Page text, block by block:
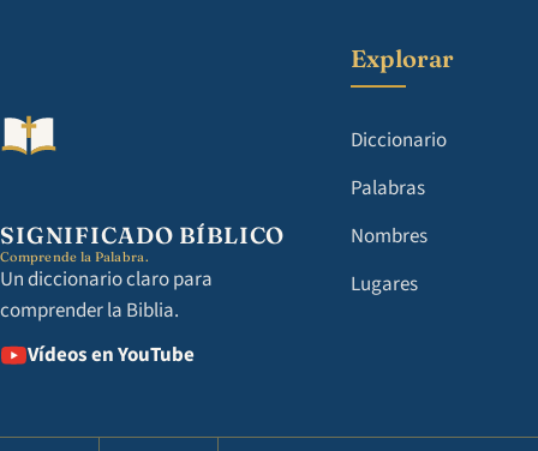
SIGNIFICADO BÍBLICO
Comprende la Palabra.
Un diccionario claro para
comprender la Biblia.
Vídeos en YouTube
Explorar
Diccionario
Palabras
Nombres
Lugares